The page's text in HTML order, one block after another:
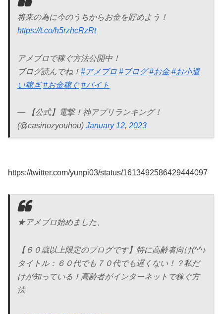
将来の為に今のうちからお金を貯めよう！
https://t.co/h5rzhcRzRt
アメブロで稼ぐ方法公開中！
ブログ読んでね！ #アメブロ #ブログ #お金 #お小遣
い稼ぎ #お金稼ぐ #バイト
— 【公式】電撃！神アプリランキング！
(@casinozyouhou) January 12, 2023
https://twitter.com/yunpi03/status/1613492586429444097
★アメブロ始めました、
【６０歳以上限定のブログです】特に高齢者向け(^^♪
タイトル：６０代でも７０代でも遅くない！？私だ
けが知っている！高齢者がインターネットで稼ぐ方
法